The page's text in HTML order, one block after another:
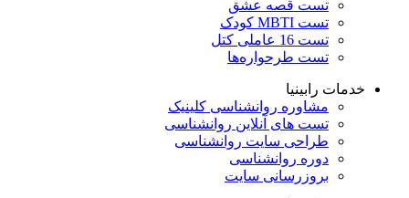
تست قصه عشق
تست MBTI کودک
تست 16 عاملی کتل
تست طرحواره‌ها
خدمات رابینیا
مشاوره روانشناسی کلینیک
تست های آنلاین روانشناسی
طراحی سایت روانشناسی
دوره روانشناسی
بروزرسانی سایت